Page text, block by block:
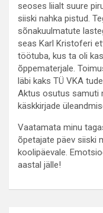
seoses liialt suure
siiski nahka pistud.
sõnakuulmatute
seas Karl Kristoferi
töötuba, kus ta oli
õppematerjale.
läbi kaks TÜ VKA
Aktus osutus samuti
käskkirjade
Vaatamata minu
õpetajate päev siiski
koolipäevale.
aastal jälle!